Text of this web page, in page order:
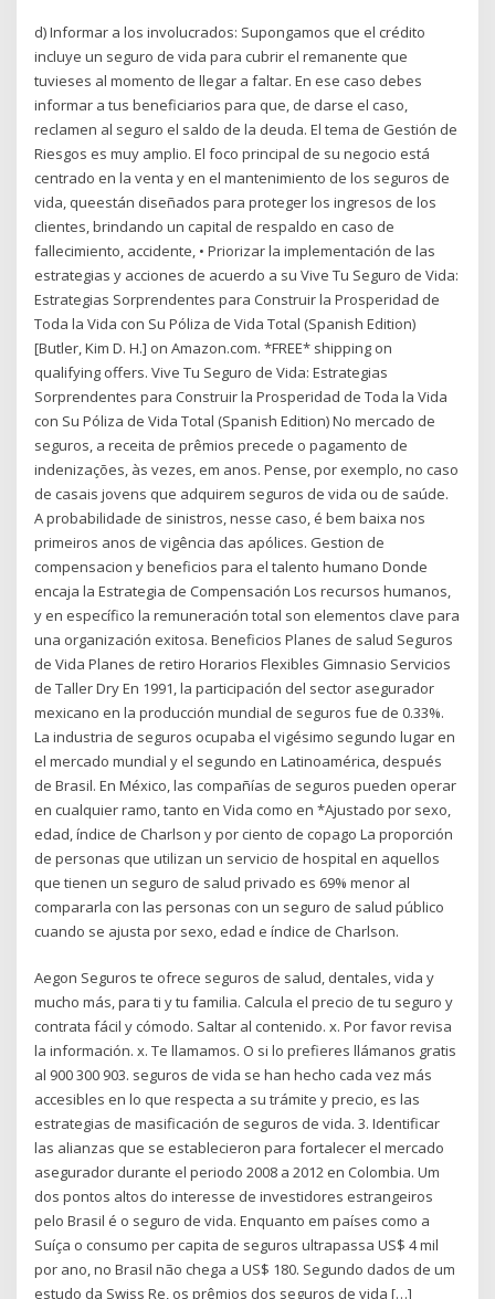
d) Informar a los involucrados: Supongamos que el crédito
incluye un seguro de vida para cubrir el remanente que
tuvieses al momento de llegar a faltar. En ese caso debes
informar a tus beneficiarios para que, de darse el caso,
reclamen al seguro el saldo de la deuda. El tema de Gestión de
Riesgos es muy amplio. El foco principal de su negocio está
centrado en la venta y en el mantenimiento de los seguros de
vida, queestán diseñados para proteger los ingresos de los
clientes, brindando un capital de respaldo en caso de
fallecimiento, accidente, • Priorizar la implementación de las
estrategias y acciones de acuerdo a su Vive Tu Seguro de Vida:
Estrategias Sorprendentes para Construir la Prosperidad de
Toda la Vida con Su Póliza de Vida Total (Spanish Edition)
[Butler, Kim D. H.] on Amazon.com. *FREE* shipping on
qualifying offers. Vive Tu Seguro de Vida: Estrategias
Sorprendentes para Construir la Prosperidad de Toda la Vida
con Su Póliza de Vida Total (Spanish Edition) No mercado de
seguros, a receita de prêmios precede o pagamento de
indenizações, às vezes, em anos. Pense, por exemplo, no caso
de casais jovens que adquirem seguros de vida ou de saúde.
A probabilidade de sinistros, nesse caso, é bem baixa nos
primeiros anos de vigência das apólices. Gestion de
compensacion y beneficios para el talento humano Donde
encaja la Estrategia de Compensación Los recursos humanos,
y en específico la remuneración total son elementos clave para
una organización exitosa. Beneficios Planes de salud Seguros
de Vida Planes de retiro Horarios Flexibles Gimnasio Servicios
de Taller Dry En 1991, la participación del sector asegurador
mexicano en la producción mundial de seguros fue de 0.33%.
La industria de seguros ocupaba el vigésimo segundo lugar en
el mercado mundial y el segundo en Latinoamérica, después
de Brasil. En México, las compañías de seguros pueden operar
en cualquier ramo, tanto en Vida como en *Ajustado por sexo,
edad, índice de Charlson y por ciento de copago La proporción
de personas que utilizan un servicio de hospital en aquellos
que tienen un seguro de salud privado es 69% menor al
compararla con las personas con un seguro de salud público
cuando se ajusta por sexo, edad e índice de Charlson.
Aegon Seguros te ofrece seguros de salud, dentales, vida y
mucho más, para ti y tu familia. Calcula el precio de tu seguro y
contrata fácil y cómodo. Saltar al contenido. x. Por favor revisa
la información. x. Te llamamos. O si lo prefieres llámanos gratis
al 900 300 903. seguros de vida se han hecho cada vez más
accesibles en lo que respecta a su trámite y precio, es las
estrategias de masificación de seguros de vida. 3. Identificar
las alianzas que se establecieron para fortalecer el mercado
asegurador durante el periodo 2008 a 2012 en Colombia. Um
dos pontos altos do interesse de investidores estrangeiros
pelo Brasil é o seguro de vida. Enquanto em países como a
Suíça o consumo per capita de seguros ultrapassa US$ 4 mil
por ano, no Brasil não chega a US$ 180. Segundo dados de um
estudo da Swiss Re, os prêmios dos seguros de vida […]